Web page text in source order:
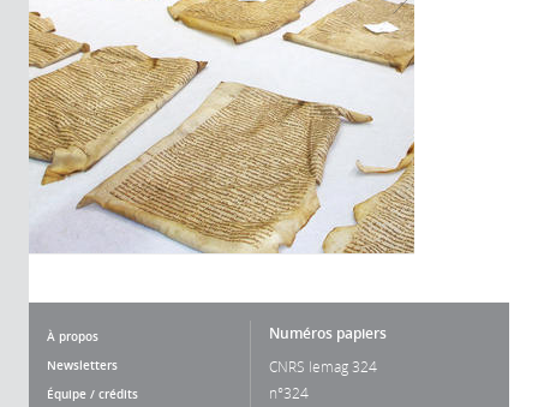
À propos
Newsletters
Équipe / crédits
Numéros papiers
CNRS lemag 324
n°324